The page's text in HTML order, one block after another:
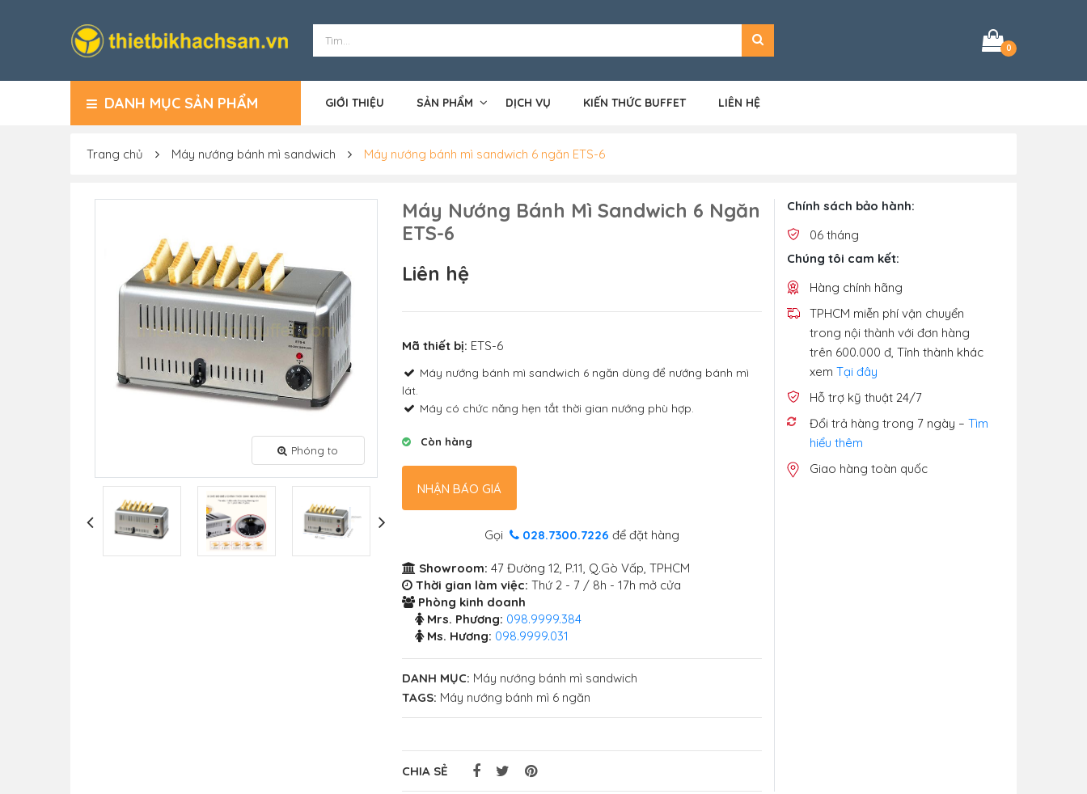
0
DANH MỤC SẢN PHẨM GIỚI THIỆU SẢN PHẨM DỊCH VỤ KIẾN THỨC BUFFET LIÊN HỆ
Trang chủ Máy nướng bánh mì sandwich Máy nướng bánh mì sandwich 6 ngăn ETS-6
Phóng to
Máy Nướng Bánh Mì Sandwich 6 Ngăn
ETS-6
Liên hệ
Mã thiết bị: ETS-6
Máy nướng bánh mì sandwich 6 ngăn dùng để nướng bánh mì
lát.
Máy có chức năng hẹn tắt thời gian nướng phù hợp.
Còn hàng
NHẬN BÁO GIÁ
Gọi 028.7300.7226 để đặt hàng
Showroom: 47 Đường 12, P.11, Q.Gò Vấp, TPHCM
Thời gian làm việc: Thứ 2 - 7 / 8h - 17h mở cửa
Phòng kinh doanh
Mrs. Phương: 098.9999.384
Ms. Hương: 098.9999.031
DANH MỤC: Máy nướng bánh mì sandwich
TAGS: Máy nướng bánh mì 6 ngăn
CHIA SẺ
Chính sách bảo hành:
06 tháng
Chúng tôi cam kết:
Hàng chính hãng
TPHCM miễn phí vận chuyển
trong nội thành với đơn hàng
trên 600.000 đ, Tỉnh thành khác
xem Tại đây
Hỗ trợ kỹ thuật 24/7
Đổi trả hàng trong 7 ngày – Tìm
hiểu thêm
Giao hàng toàn quốc